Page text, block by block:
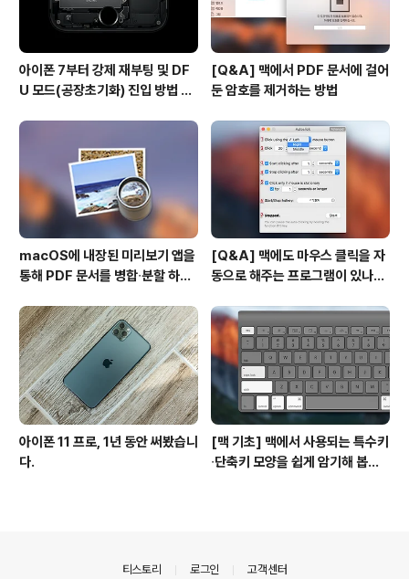
아이폰 7부터 강제 재부팅 및 DF
U 모드(공장초기화) 진입 방법 변
[Q&A] 맥에서 PDF 문서에 걸어
둔 암호를 제거하는 방법
macOS에 내장된 미리보기 앱을
통해 PDF 문서를 병합∙분할 하는
[Q&A] 맥에도 마우스 클릭을 자
동으로 해주는 프로그램이 있나
아이폰 11 프로, 1년 동안 써봤습니
다.
[맥 기초] 맥에서 사용되는 특수키
∙단축키 모양을 쉽게 암기해 봅시
티스토리 로그인 고객센터